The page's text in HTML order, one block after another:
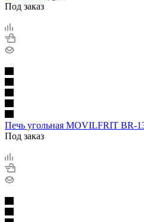
Под заказ
Печь угольная MOVILFRIT BR-
Под заказ